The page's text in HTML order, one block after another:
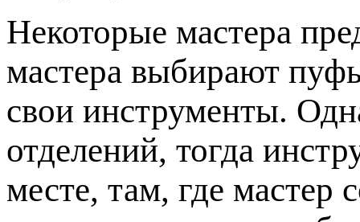
Некоторые мастера
мастера выбирают
свои инструменты.
отделений, тогда
месте, там, где